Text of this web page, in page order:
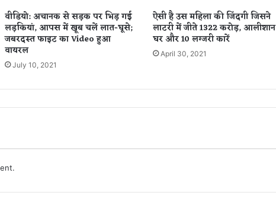
र
वा
ही
क्यो
में
वीडियो: अचानक से सड़क पर भिड़ गई
लड़कियां, आपस में खूब चलें लात-घूसे;
जबरदस्त फाइट का Video हुआ
वायरल
July 10, 2021
ऐसी है उस महिला की जिंदगी जिसने
लाटरी में जीते 1322 करोड़, आलीशान
घर और 10 लग्जरी कारें
April 30, 2021